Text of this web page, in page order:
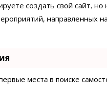
создать свой сайт,
направленных
места в поиске